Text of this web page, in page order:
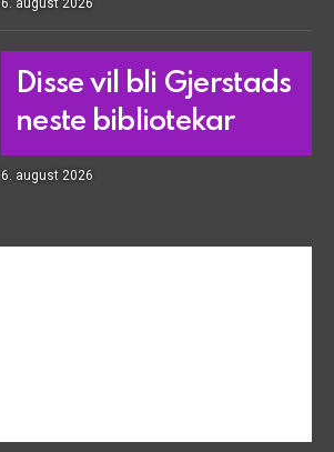
6. august 2026
Disse vil bli Gjerstads
neste bibliotekar
6. august 2026